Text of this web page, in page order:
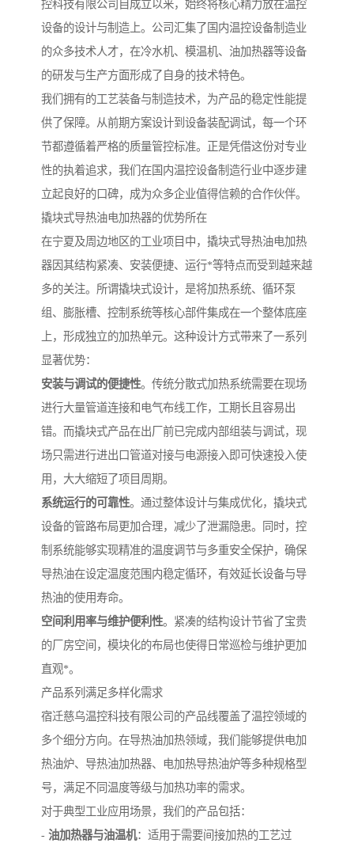
控科技有限公司自成立以来，始终将核心精力放在温控
设备的设计与制造上。公司汇集了国内温控设备制造业
的众多技术人才，在冷水机、模温机、油加热器等设备
的研发与生产方面形成了自身的技术特色。
我们拥有的工艺装备与制造技术，为产品的稳定性能提
供了保障。从前期方案设计到设备装配调试，每一个环
节都遵循着严格的质量管控标准。正是凭借这份对专业
性的执着追求，我们在国内温控设备制造行业中逐步建
立起良好的口碑，成为众多企业值得信赖的合作伙伴。
撬块式导热油电加热器的优势所在
在宁夏及周边地区的工业项目中，撬块式导热油电加热
器因其结构紧凑、安装便捷、运行*等特点而受到越来越
多的关注。所谓撬块式设计，是将加热系统、循环泵
组、膨胀槽、控制系统等核心部件集成在一个整体底座
上，形成独立的加热单元。这种设计方式带来了一系列
显著优势：
安装与调试的便捷性。传统分散式加热系统需要在现场
进行大量管道连接和电气布线工作，工期长且容易出
错。而撬块式产品在出厂前已完成内部组装与调试，现
场只需进行进出口管道对接与电源接入即可快速投入使
用，大大缩短了项目周期。
系统运行的可靠性。通过整体设计与集成优化，撬块式
设备的管路布局更加合理，减少了泄漏隐患。同时，控
制系统能够实现精准的温度调节与多重安全保护，确保
导热油在设定温度范围内稳定循环，有效延长设备与导
热油的使用寿命。
空间利用率与维护便利性。紧凑的结构设计节省了宝贵
的厂房空间，模块化的布局也使得日常巡检与维护更加
直观*。
产品系列满足多样化需求
宿迁慈乌温控科技有限公司的产品线覆盖了温控领域的
多个细分方向。在导热油加热领域，我们能够提供电加
热油炉、导热油加热器、电加热导热油炉等多种规格型
号，满足不同温度等级与加热功率的需求。
对于典型工业应用场景，我们的产品包括：
- 油加热器与油温机：适用于需要间接加热的工艺过